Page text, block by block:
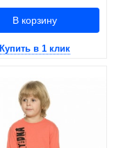
В корзину
Купить в 1 клик